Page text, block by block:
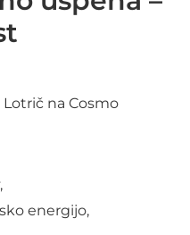
na Cosmo
energijo,